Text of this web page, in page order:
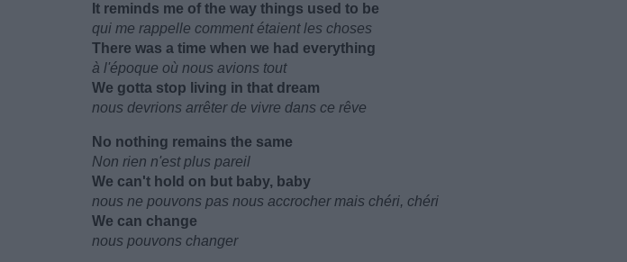
It reminds me of the way things used to be
qui me rappelle comment étaient les choses
There was a time when we had everything
à l'époque où nous avions tout
We gotta stop living in that dream
nous devrions arrêter de vivre dans ce rêve
No nothing remains the same
Non rien n'est plus pareil
We can't hold on but baby, baby
nous ne pouvons pas nous accrocher mais chéri, chéri
We can change
nous pouvons changer